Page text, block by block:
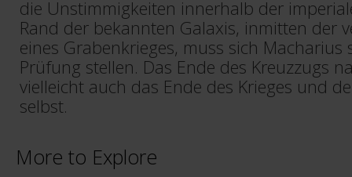
die Unstimmigkeiten innerhalb der
Rand der bekannten Galaxis, inmitten der
eines Grabenkrieges, muss sich Macharius
Prüfung stellen. Das Ende des Kreuzzugs
vielleicht auch das Ende des Krieges und
selbst.
More to Explore